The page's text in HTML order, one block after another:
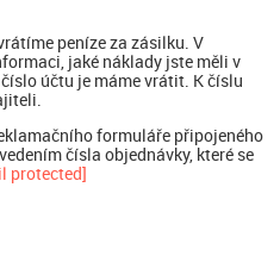
peníze za zásilku. V
jaké náklady jste měli v
účtu je máme vrátit. K číslu
formuláře připojeného
čísla objednávky, které se
protected]